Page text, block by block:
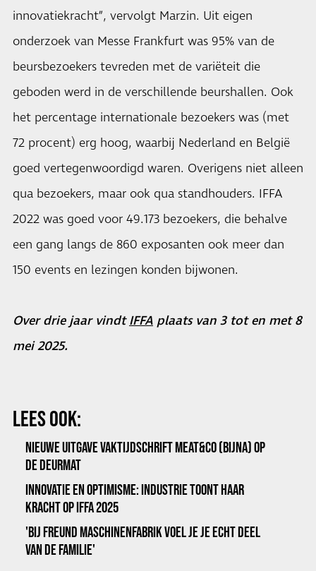
innovatiekracht”, vervolgt Marzin. Uit eigen
onderzoek van Messe Frankfurt was 95% van de
beursbezoekers tevreden met de variëteit die
geboden werd in de verschillende beurshallen. Ook
het percentage internationale bezoekers was (met
72 procent) erg hoog, waarbij Nederland en België
goed vertegenwoordigd waren. Overigens niet alleen
qua bezoekers, maar ook qua standhouders. IFFA
2022 was goed voor 49.173 bezoekers, die behalve
een gang langs de 860 exposanten ook meer dan
150 events en lezingen konden bijwonen.
Over drie jaar vindtIFFA plaats van 3 tot en met 8
mei 2025.
LEES OOK:
NIEUWE UITGAVE VAKTIJDSCHRIFT MEAT&CO (BIJNA) OP
DE DEURMAT
INNOVATIE EN OPTIMISME: INDUSTRIE TOONT HAAR
KRACHT OP IFFA 2025
'BIJ FREUND MASCHINENFABRIK VOEL JE JE ECHT DEEL
VAN DE FAMILIE'